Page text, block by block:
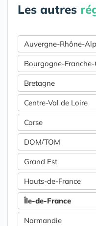
Les autres
Auvergne-Rhône-
Bourgogne-Franche-
Bretagne
Centre-Val de Loire
Corse
DOM/TOM
Grand Est
Hauts-de-France
Île-de-France
Normandie